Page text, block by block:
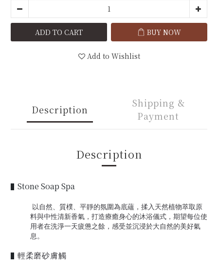
ADD TO CART BUY NOW
Add to Wishlist
Description
Shipping &
Payment
Description
▌ Stone Soap Spa
以自然、質樸、平靜的氛圍為底蘊，揉入天然植物萃取原
料與中性清新香氣，打造療癒身心的沐浴儀式，期望每位使
用者在洗淨一天疲憊之餘，感受並沉浸於大自然的美好氣
息。
▌ 輕柔磨砂膚觸